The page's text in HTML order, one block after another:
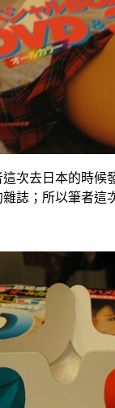
去日本的時候
誌；所以筆者這